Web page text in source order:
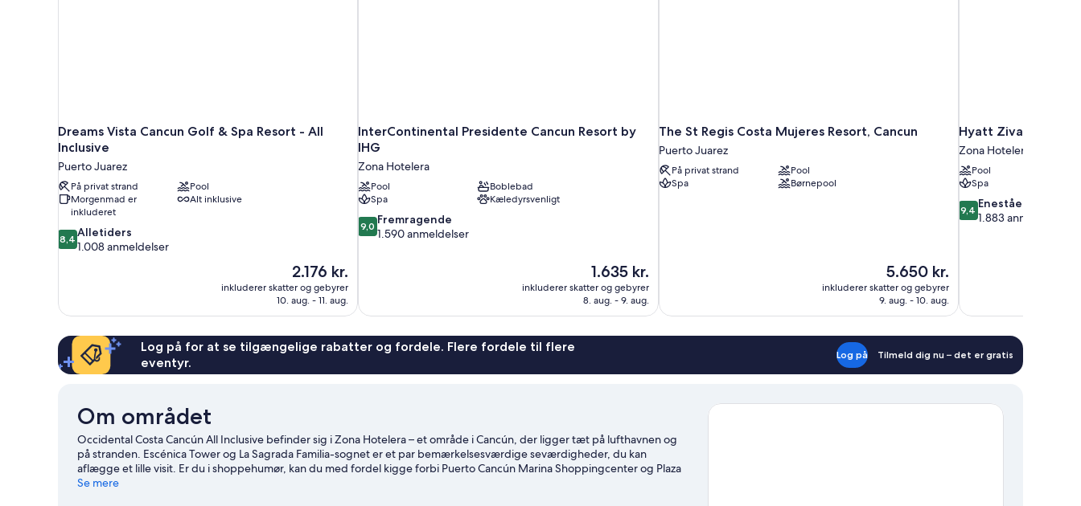
Dreams Vista Cancun Golf & Spa Resort - All
Inclusive
Puerto Juarez
På privat strand
Pool
Morgenmad er
inkluderet
Alt inklusive
8.4
ud
1.008
anmeldelser
8,4 Alletiders
1.008 anmeldelser
Prisen
er
2.176 kr.
2.176 kr.
inkluderer skatter og gebyrer
10. aug. - 11. aug.
InterContinental Presidente Cancun Resort by
IHG
Zona Hotelera
Pool
Boblebad
Spa
Kæledyrsvenligt
9.0
ud
anmeldelser
9,0 Fremragende
1.590 anmeldelser
Prisen
er
1.635 kr.
1.635 kr.
inkluderer skatter og gebyrer
8. aug. - 9. aug.
The St Regis Costa Mujeres Resort, Cancun
Puerto Juarez
På privat strand
Pool
Spa
Børnepool
Prisen
er
5.650 kr.
5.650 kr.
inkluderer skatter og gebyrer
9. aug. - 10. aug.
Hyatt Ziva Cancun
Zona Hotelera
Pool
Spa
9.4
ud
9,4 Enestående
1.883 anmeldelser
Log på for at se tilgængelige rabatter og fordele. Flere fordele til flere
eventyr.
Log på Tilmeld dig nu – det er gratis
Om området
Occidental Costa Cancún All Inclusive befinder sig i Zona Hotelera – et område i Cancún, der ligger tæt på lufthavnen og
på stranden. Escénica Tower og La Sagrada Familia-sognet er et par bemærkelsesværdige seværdigheder, du kan
aflægge et lille visit. Er du i shoppehumør, kan du med fordel kigge forbi Puerto Cancún Marina Shoppingcenter og Plaza
28. Overvej at kigge forbi Aquaworld.Brug noget tid på at udforske områdets oplevelser såsom golf.
Se mere